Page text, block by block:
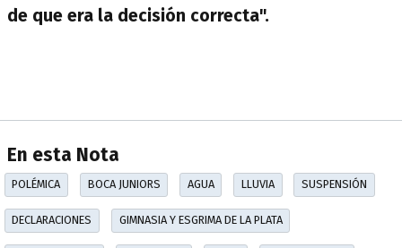
de que era la decisión correcta".
En esta Nota
POLÉMICA BOCA JUNIORS AGUA LLUVIA SUSPENSIÓN
DECLARACIONES GIMNASIA Y ESGRIMA DE LA PLATA